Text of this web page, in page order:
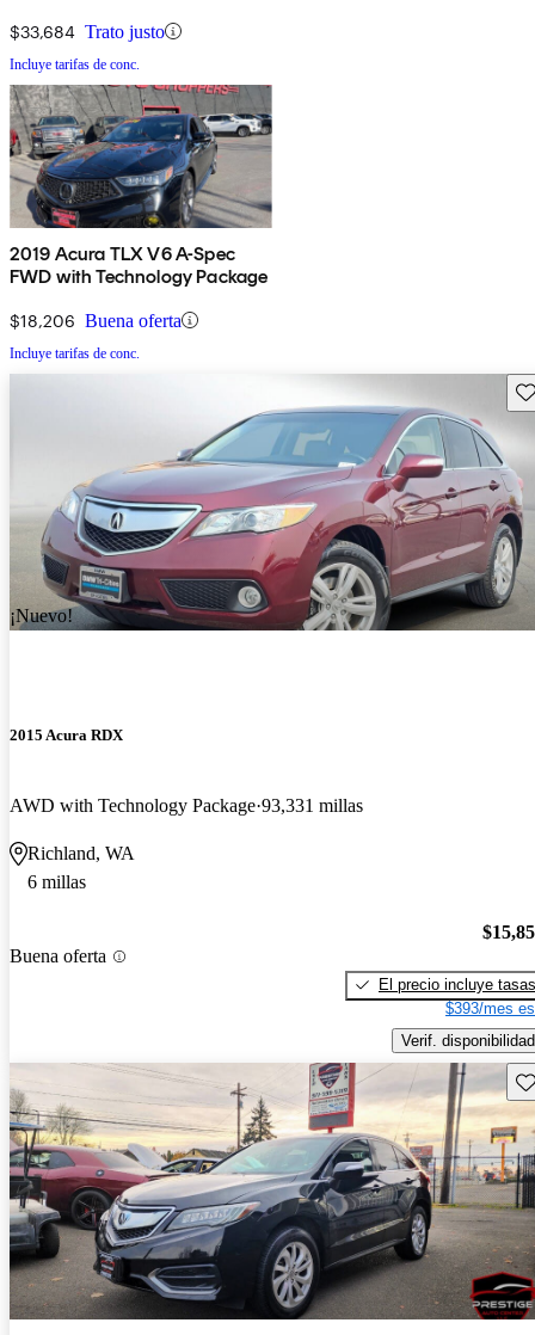
$33,684 Trato justo
Incluye tarifas de conc.
2019 Acura TLX V6 A-Spec
FWD with Technology Package
$18,206 Buena oferta
Incluye tarifas de conc.
¡Nuevo!
2015 Acura RDX
AWD with Technology Package 93,331 millas
Richland, WA
6 millas
Buena oferta
El precio incluye tasas
$393/mes
Verif. disponibilidad